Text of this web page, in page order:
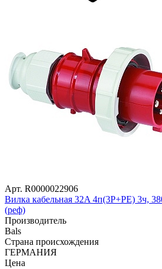
Арт. R0000022906
Вилка кабельная 32A 4п(3P+PE) 3ч,
(реф)
Производитель
Bals
Страна происхождения
ГЕРМАНИЯ
Цена